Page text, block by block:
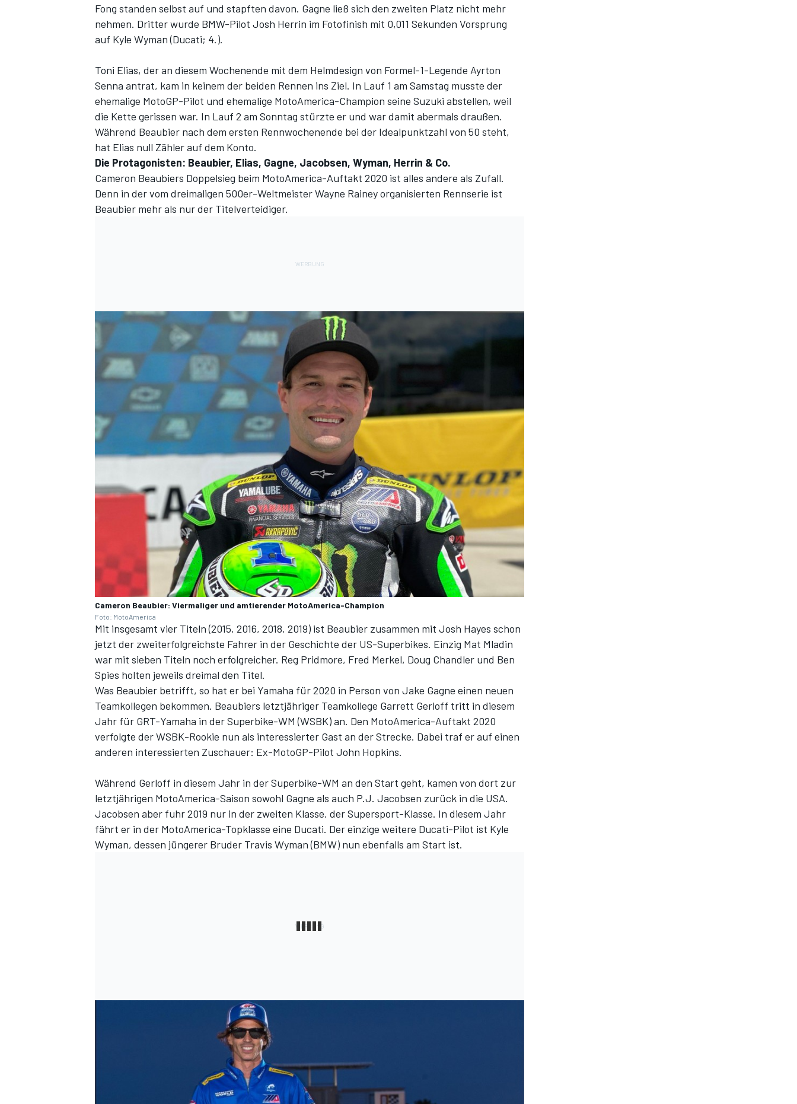
SPORTWAGEN
Fong standen selbst auf und stapften davon. Gagne ließ sich den zweiten Platz nicht mehr
nehmen. Dritter wurde BMW-Pilot Josh Herrin im Fotofinish mit 0,011 Sekunden Vorsprung
auf Kyle Wyman (Ducati; 4.).
Toni Elias, der an diesem Wochenende mit dem Helmdesign von Formel-1-Legende Ayrton
Senna antrat, kam in keinem der beiden Rennen ins Ziel. In Lauf 1 am Samstag musste der
ehemalige MotoGP-Pilot und ehemalige MotoAmerica-Champion seine Suzuki abstellen, weil
die Kette gerissen war. In Lauf 2 am Sonntag stürzte er und war damit abermals draußen.
Während Beaubier nach dem ersten Rennwochenende bei der Idealpunktzahl von 50 steht,
hat Elias null Zähler auf dem Konto.
Die Protagonisten: Beaubier, Elias, Gagne, Jacobsen, Wyman, Herrin & Co.
Cameron Beaubiers Doppelsieg beim MotoAmerica-Auftakt 2020 ist alles andere als Zufall.
Denn in der vom dreimaligen 500er-Weltmeister Wayne Rainey organisierten Rennserie ist
Beaubier mehr als nur der Titelverteidiger.
Cameron Beaubier: Viermaliger und amtierender MotoAmerica-Champion
Foto: MotoAmerica
Mit insgesamt vier Titeln (2015, 2016, 2018, 2019) ist Beaubier zusammen mit Josh Hayes schon
jetzt der zweiterfolgreichste Fahrer in der Geschichte der US-Superbikes. Einzig Mat Mladin
war mit sieben Titeln noch erfolgreicher. Reg Pridmore, Fred Merkel, Doug Chandler und Ben
Spies holten jeweils dreimal den Titel.
Was Beaubier betrifft, so hat er bei Yamaha für 2020 in Person von Jake Gagne einen neuen
Teamkollegen bekommen. Beaubiers letztjähriger Teamkollege Garrett Gerloff tritt in diesem
Jahr für GRT-Yamaha in der Superbike-WM (WSBK) an. Den MotoAmerica-Auftakt 2020
verfolgte der WSBK-Rookie nun als interessierter Gast an der Strecke. Dabei traf er auf einen
anderen interessierten Zuschauer: Ex-MotoGP-Pilot John Hopkins.
Während Gerloff in diesem Jahr in der Superbike-WM an den Start geht, kamen von dort zur
letztjährigen MotoAmerica-Saison sowohl Gagne als auch P.J. Jacobsen zurück in die USA.
Jacobsen aber fuhr 2019 nur in der zweiten Klasse, der Supersport-Klasse. In diesem Jahr
fährt er in der MotoAmerica-Topklasse eine Ducati. Der einzige weitere Ducati-Pilot ist Kyle
Wyman, dessen jüngerer Bruder Travis Wyman (BMW) nun ebenfalls am Start ist.